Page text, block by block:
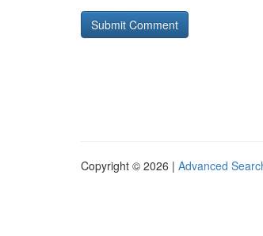
Copyright © 2026 | Advanced